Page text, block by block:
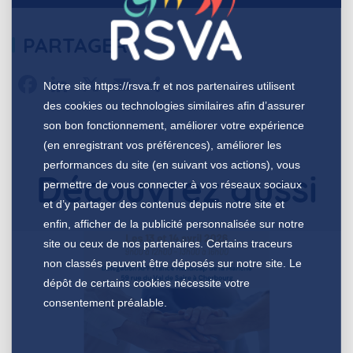
PARTAGER
Facebook
LinkedIn
X EmailPartager
Découvrez aussi
Notre site https://rsva.fret nos partenaires utilisent
des cookies ou technologies similaires afin d’assurer
son bon fonctionnement, améliorer votre expérience
(en enregistrant vos préférences), améliorer les
performances du site (en suivant vos actions), vous
permettre de vous connecter à vos réseaux sociaux
et d’y partager des contenus depuis notre site et
enfin, afficher de la publicité personnalisée sur notre
site ou ceux de nos partenaires. Certains traceurs
non classés peuvent être déposés sur notre site. Le
dépôt de certains cookies nécessite votre
consentement préalable.